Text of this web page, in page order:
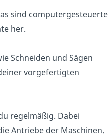
sind computergesteuerte
her.
Schneiden und Sägen
vorgefertigten
regelmäßig. Dabei
Antriebe der Maschinen.